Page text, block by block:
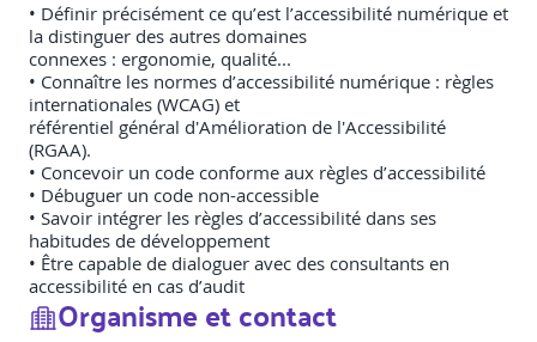
• Définir précisément ce qu’est l’accessibilité numérique et
la distinguer des autres domaines
connexes : ergonomie, qualité...
• Connaître les normes d’accessibilité numérique : règles
internationales (WCAG) et
référentiel général d'Amélioration de l'Accessibilité
(RGAA).
• Concevoir un code conforme aux règles d’accessibilité
• Débuguer un code non-accessible
• Savoir intégrer les règles d’accessibilité dans ses
habitudes de développement
• Être capable de dialoguer avec des consultants en
accessibilité en cas d’audit
Organisme et contact